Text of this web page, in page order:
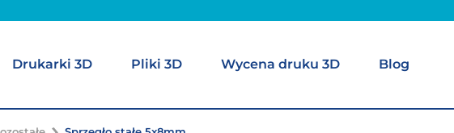
Drukarki 3D Pliki 3D Wycena druku 3D Blog